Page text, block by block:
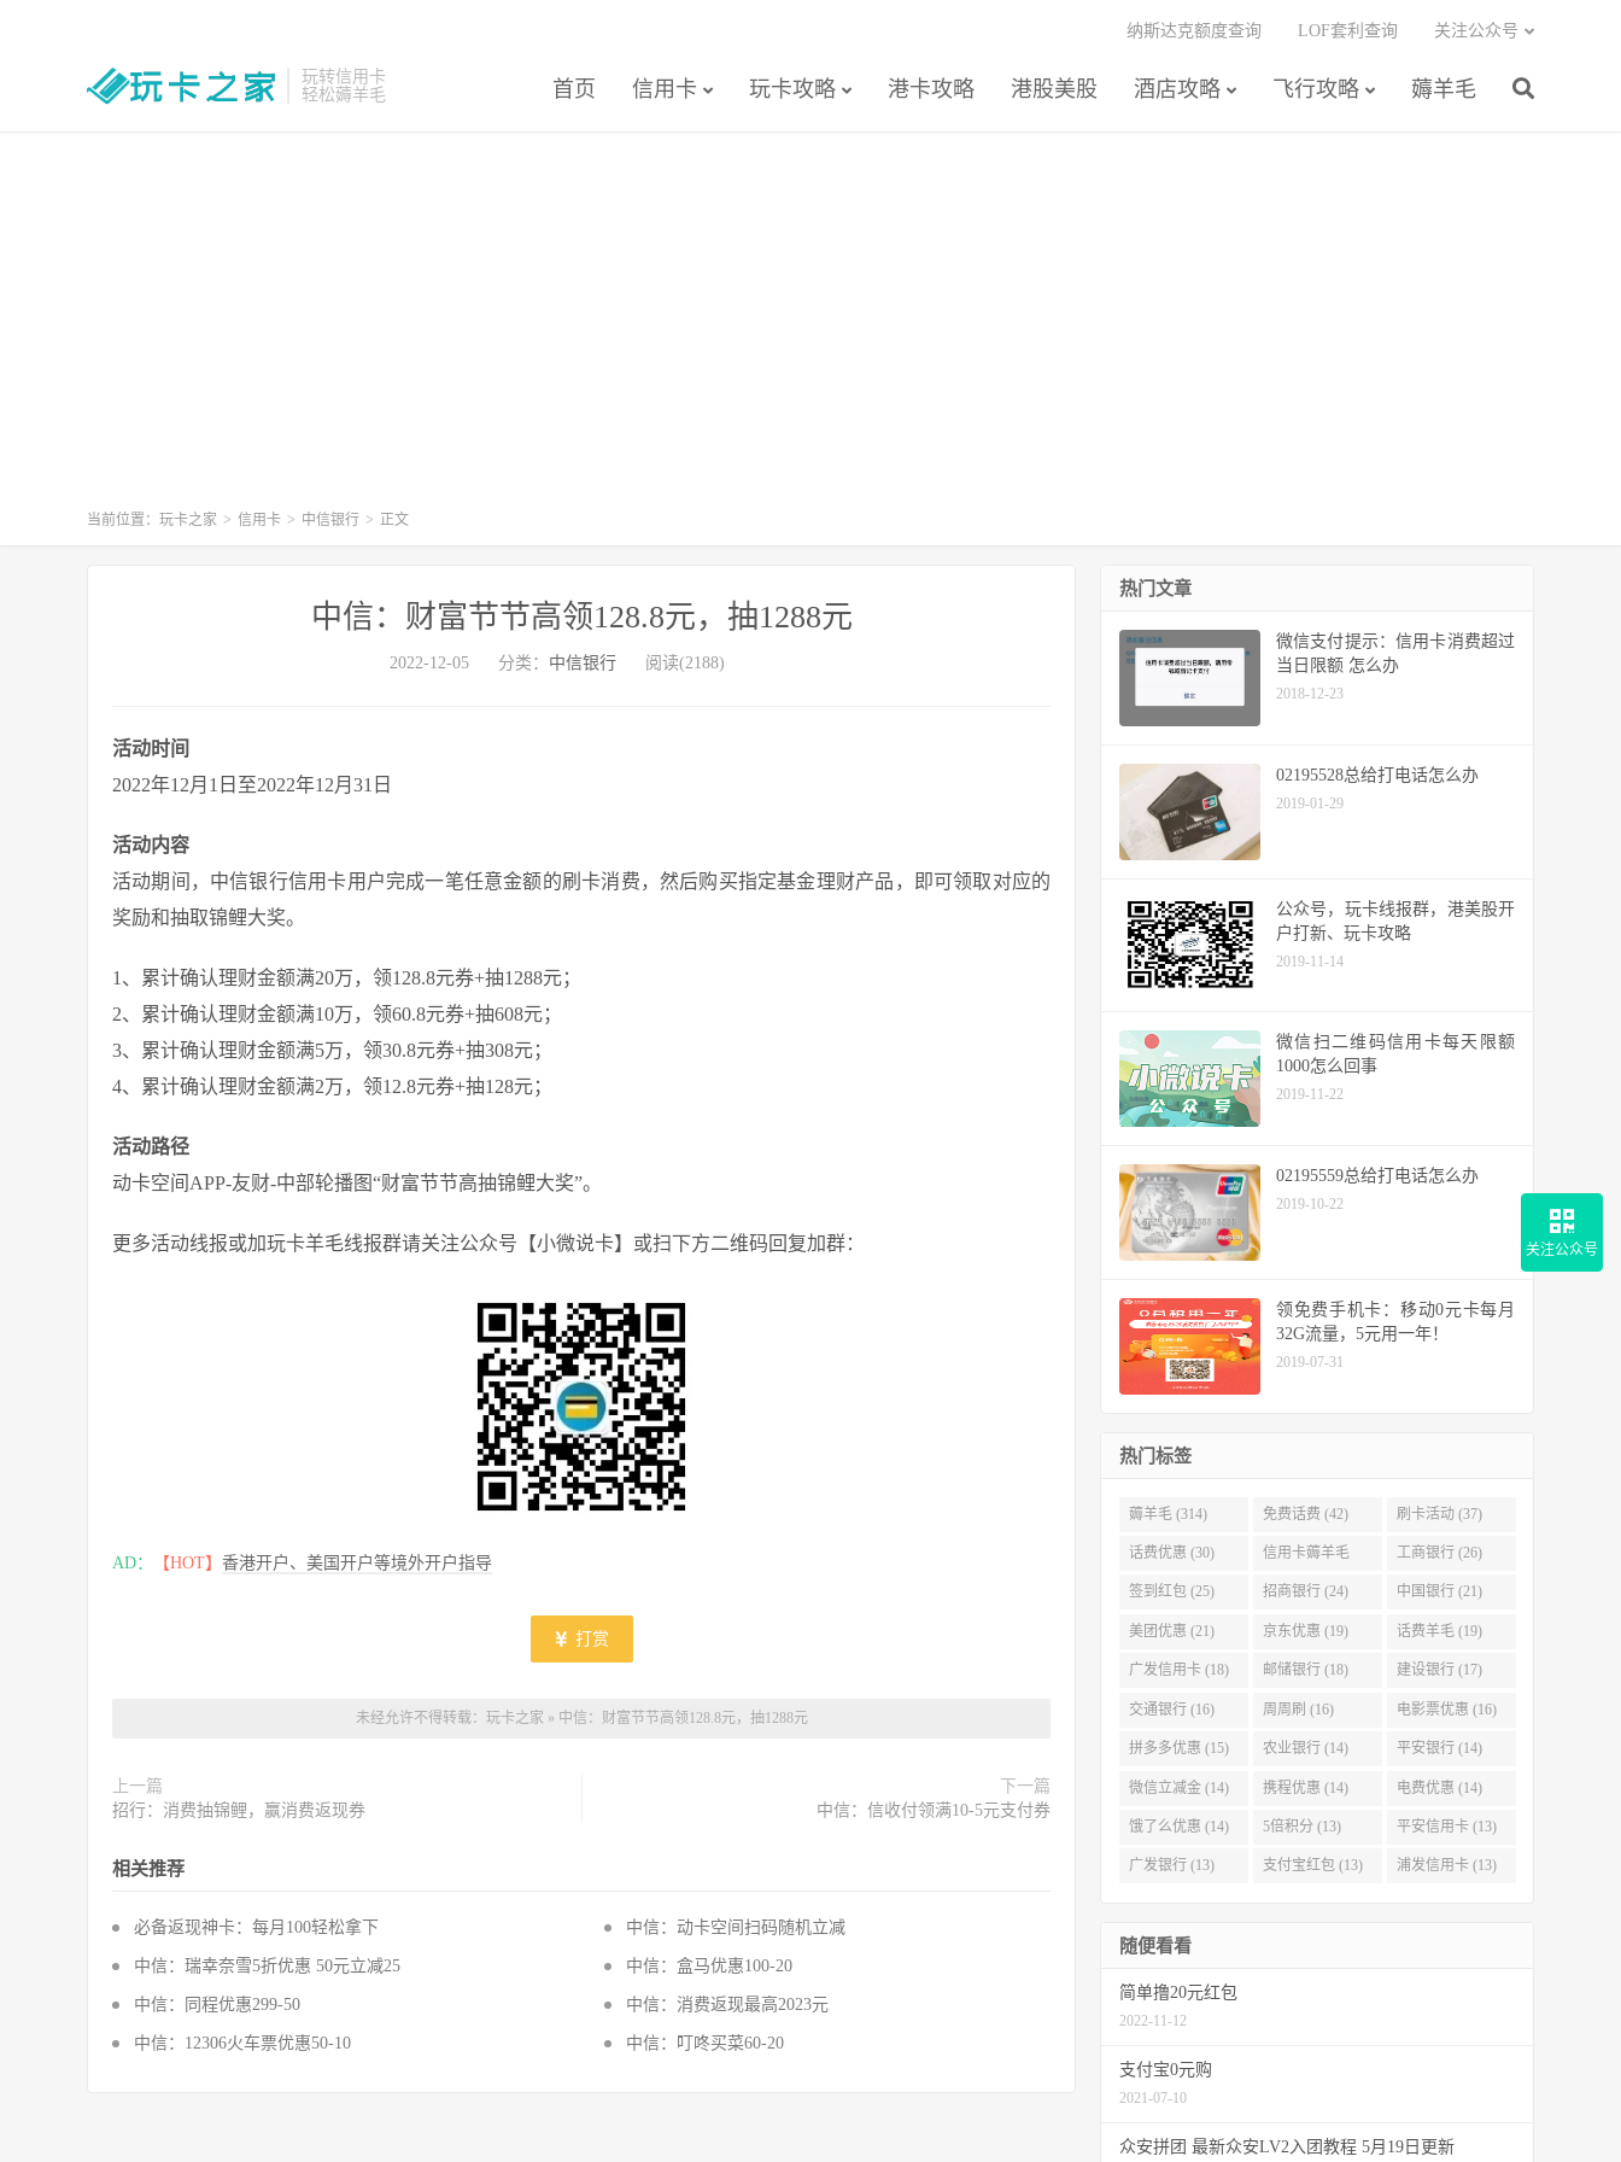
玩转信用卡
轻松薅羊毛
首页 信用卡 玩卡攻略 港卡攻略 港股美股 酒店攻略 飞行攻略 薅羊毛
纳斯达克额度查询 LOF套利查询 关注公众号
当前位置： 玩卡之家 > 信用卡 > 中信银行 > 正文
中信：财富节节高领128.8元，抽1288元
2022-12-05 分类： 中信银行 阅读(2188)
活动时间
2022年12月1日至2022年12月31日
活动内容
活动期间，中信银行信用卡用户完成一笔任意金额的刷卡消费，然后购买指定基金理财产品，即可领取对应的
奖励和抽取锦鲤大奖。
1、累计确认理财金额满20万，领128.8元券+抽1288元；
2、累计确认理财金额满10万，领60.8元券+抽608元；
3、累计确认理财金额满5万，领30.8元券+抽308元；
4、累计确认理财金额满2万，领12.8元券+抽128元；
活动路径
动卡空间APP-友财-中部轮播图“财富节节高抽锦鲤大奖”。
更多活动线报或加玩卡羊毛线报群请关注公众号【小微说卡】或扫下方二维码回复加群：
AD： 【HOT】 香港开户、美国开户等境外开户指导
打赏
未经允许不得转载： 玩卡之家 » 中信：财富节节高领128.8元，抽1288元
上一篇
招行：消费抽锦鲤，赢消费返现券
下一篇
中信：信收付领满10-5元支付券
相关推荐
必备返现神卡：每月100轻松拿下 中信：动卡空间扫码随机立减
中信：瑞幸奈雪5折优惠 50元立减25 中信：盒马优惠100-20
中信：同程优惠299-50 中信：消费返现最高2023元
中信：12306火车票优惠50-10 中信：叮咚买菜60-20
热门文章
微信支付提示：信用卡消费超过
当日限额 怎么办
2018-12-23
02195528总给打电话怎么办
2019-01-29
公众号，玩卡线报群，港美股开
户打新、玩卡攻略
2019-11-14
微信扫二维码信用卡每天限额
1000怎么回事
2019-11-22
02195559总给打电话怎么办
2019-10-22
领免费手机卡：移动0元卡每月
32G流量，5元用一年！
2019-07-31
热门标签
薅羊毛 (314) 免费话费 (42) 刷卡活动 (37)
话费优惠 (30) 信用卡薅羊毛
(29)
工商银行 (26)
签到红包 (25) 招商银行 (24) 中国银行 (21)
美团优惠 (21) 京东优惠 (19) 话费羊毛 (19)
广发信用卡 (18) 邮储银行 (18) 建设银行 (17)
交通银行 (16) 周周刷 (16) 电影票优惠 (16)
拼多多优惠 (15) 农业银行 (14) 平安银行 (14)
微信立减金 (14) 携程优惠 (14) 电费优惠 (14)
饿了么优惠 (14) 5倍积分 (13) 平安信用卡 (13)
广发银行 (13) 支付宝红包 (13) 浦发信用卡 (13)
随便看看
简单撸20元红包
2022-11-12
支付宝0元购
2021-07-10
众安拼团 最新众安LV2入团教程 5月19日更新
关注公众号